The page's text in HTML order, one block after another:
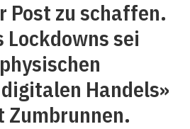
Post zu schaffen.
Lockdowns sei
Handels»
Zumbrunnen.